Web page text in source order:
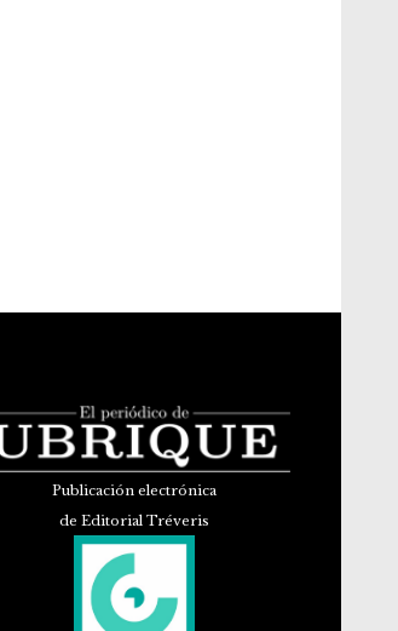
Publicación electrónica
de Editorial Tréveris